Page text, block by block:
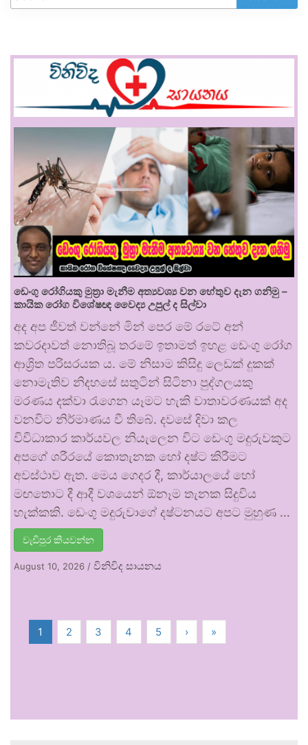
ඩෙංගු රෝගියකු ⁣මුත්‍රා මැනීම අත්‍යවශ්‍ය වන හේතුව දැන ගනිමු –
කායික රෝග විශේෂඥ වෛද්‍ය උපුල් ද සිල්වා
අද අප ජීවත් වන්නේ මින් පෙර මේ රටේ අන්
කවරදාවත් නොතිබූ තරමේ ඉතාමත් ඉහළ ඩෙංගු රෝග
ආශ්‍රිත පරිසරයක ය. මේ නිසාම කිසිදු ලෙඩක් දුකක්
නොමැතිව නිදහසේ සතුටින් සිටිනා පුද්ගලයකු
මරණය දක්වා රැගෙන යෑමට හැකි වාතාවරණයක් අද
වනවිට නිර්මාණය වී තිබේ. දවසේ දිවා කල
විවිධාකාර කාර්යවල නියැලෙන විට ඩෙංගු මදුරුවකුට
අපගේ ශරීරයේ කොතැනක හෝ දෂ්ට කිරීමට
අවස්ථාව ඇත. මෙය ගෙදර දී, කාර්යාලයේ හෝ
මඟතොට දී ආදී වශයෙන් ඕනෑම තැනක සිදුවිය
හැක්කකි. ඩෙංගු මදුරුවාගේ දෂ්ටනයට අපට මුහුණ …
වැඩිපුර කියවන්න
August 10, 2026 / විනිවිද සායනය
1 2 3 4 5 › »